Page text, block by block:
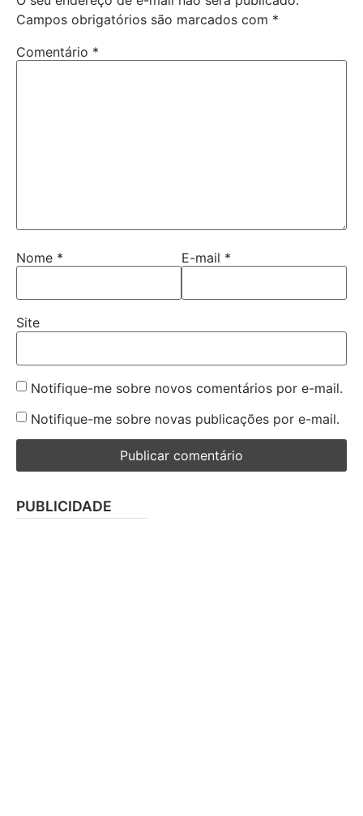
Campos obrigatórios são marcados com *
Comentário *
Nome * E-mail *
Site
Notifique-me sobre novos comentários por e-mail.
Notifique-me sobre novas publicações por e-mail.
PUBLICIDADE